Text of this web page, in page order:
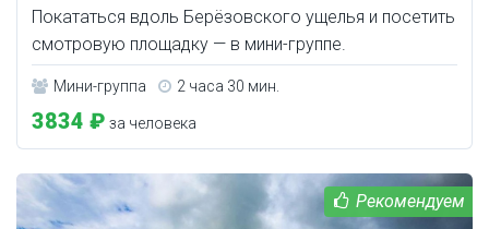
Покататься вдоль Берёзовского ущелья и посетить
смотровую площадку — в мини-группе.
Мини-группа 2 часа 30 мин.
3834 ₽ за человека